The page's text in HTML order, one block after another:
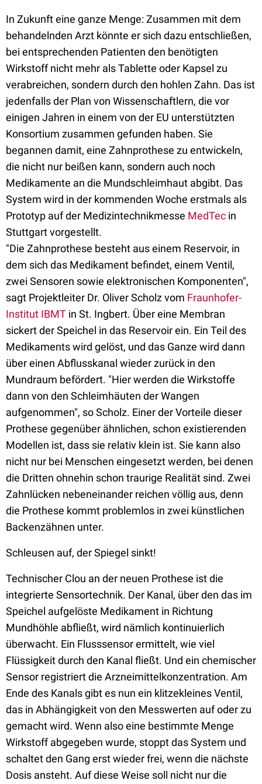
In Zukunft eine ganze Menge: Zusammen mit dem
behandelnden Arzt könnte er sich dazu entschließen,
bei entsprechenden Patienten den benötigten
Wirkstoff nicht mehr als Tablette oder Kapsel zu
verabreichen, sondern durch den hohlen Zahn. Das ist
jedenfalls der Plan von Wissenschaftlern, die vor
einigen Jahren in einem von der EU unterstützten
Konsortium zusammen gefunden haben. Sie
begannen damit, eine Zahnprothese zu entwickeln,
die nicht nur beißen kann, sondern auch noch
Medikamente an die Mundschleimhaut abgibt. Das
System wird in der kommenden Woche erstmals als
Prototyp auf der Medizintechnikmesse MedTec in
Stuttgart vorgestellt.
"Die Zahnprothese besteht aus einem Reservoir, in
dem sich das Medikament befindet, einem Ventil,
zwei Sensoren sowie elektronischen Komponenten",
sagt Projektleiter Dr. Oliver Scholz vom Fraunhofer-
Institut IBMT in St. Ingbert. Über eine Membran
sickert der Speichel in das Reservoir ein. Ein Teil des
Medikaments wird gelöst, und das Ganze wird dann
über einen Abflusskanal wieder zurück in den
Mundraum befördert. "Hier werden die Wirkstoffe
dann von den Schleimhäuten der Wangen
aufgenommen", so Scholz. Einer der Vorteile dieser
Prothese gegenüber ähnlichen, schon existierenden
Modellen ist, dass sie relativ klein ist. Sie kann also
nicht nur bei Menschen eingesetzt werden, bei denen
die Dritten ohnehin schon traurige Realität sind. Zwei
Zahnlücken nebeneinander reichen völlig aus, denn
die Prothese kommt problemlos in zwei künstlichen
Backenzähnen unter.
Schleusen auf, der Spiegel sinkt!
Technischer Clou an der neuen Prothese ist die
integrierte Sensortechnik. Der Kanal, über den das im
Speichel aufgelöste Medikament in Richtung
Mundhöhle abfließt, wird nämlich kontinuierlich
überwacht. Ein Flusssensor ermittelt, wie viel
Flüssigkeit durch den Kanal fließt. Und ein chemischer
Sensor registriert die Arzneimittelkonzentration. Am
Ende des Kanals gibt es nun ein klitzekleines Ventil,
das in Abhängigkeit von den Messwerten auf oder zu
gemacht wird. Wenn also eine bestimmte Menge
Wirkstoff abgegeben wurde, stoppt das System und
schaltet den Gang erst wieder frei, wenn die nächste
Dosis ansteht. Auf diese Weise soll nicht nur die